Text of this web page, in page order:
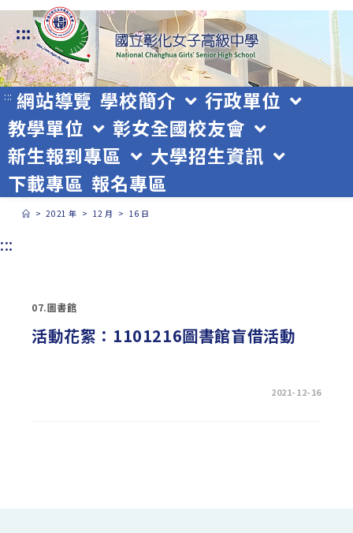
跳
轉
至
主
要
內
容
:::
::: 網站導覽 學校簡介
行政單位
教學單位
彰女全國校友會
新生報到專區
大學招生資訊
下載專區 報名專區
> 2021 年 > 12 月 > 16 日
:::
07.圖書館
活動花絮：1101216圖書館盲借活動
2021-12-16